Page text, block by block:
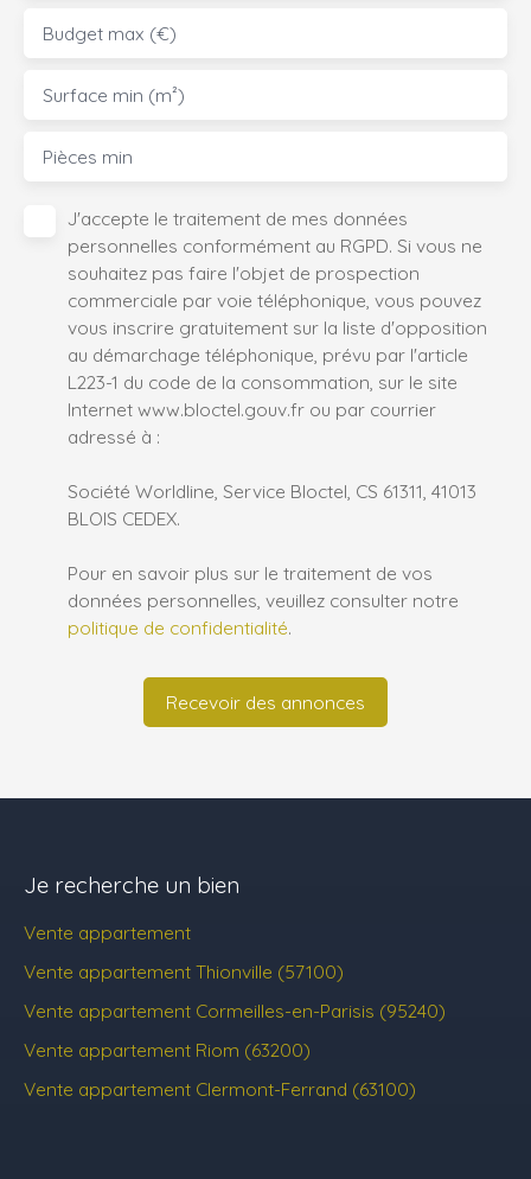
Budget max (€)
Surface min (m²)
Pièces min
J'accepte le traitement de mes données
personnelles conformément au RGPD. Si vous ne
souhaitez pas faire l'objet de prospection
commerciale par voie téléphonique, vous pouvez
vous inscrire gratuitement sur la liste d'opposition
au démarchage téléphonique, prévu par l'article
L223-1 du code de la consommation, sur le site
Internet www.bloctel.gouv.fr ou par courrier
adressé à :
Société Worldline, Service Bloctel, CS 61311, 41013
BLOIS CEDEX.
Pour en savoir plus sur le traitement de vos
données personnelles, veuillez consulter notre
politique de confidentialité.
Recevoir des annonces
Je recherche un bien
Vente appartement
Vente appartement Thionville (57100)
Vente appartement Cormeilles-en-Parisis (95240)
Vente appartement Riom (63200)
Vente appartement Clermont-Ferrand (63100)